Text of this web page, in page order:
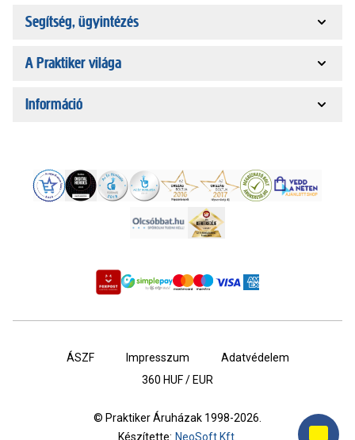
Segítség, ügyintézés
A Praktiker világa
Információ
ÁSZF Impresszum
Adatvédelem
360 HUF / EUR
© Praktiker Áruházak 1998-2026.
Készítette: NeoSoft Kft.